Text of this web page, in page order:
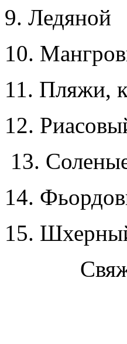
9. Ледяной
10.
11. Пляжи,
12.
13.
14.
15.